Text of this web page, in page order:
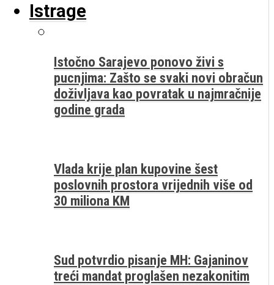
Istrage
Istočno Sarajevo ponovo živi s
pucnjima: Zašto se svaki novi obračun
doživljava kao povratak u najmračnije
godine grada
Vlada krije plan kupovine šest
poslovnih prostora vrijednih više od
30 miliona KM
Sud potvrdio pisanje MH: Gajaninov
treći mandat proglašen nezakonitim